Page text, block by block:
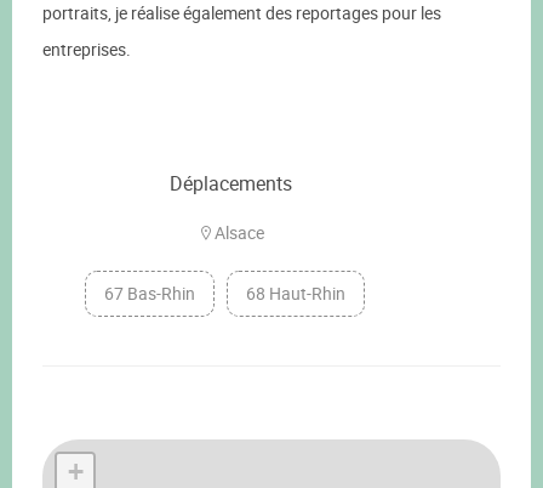
portraits, je réalise également des reportages pour les
entreprises.
Déplacements
Alsace
67 Bas-Rhin 68 Haut-Rhin
+